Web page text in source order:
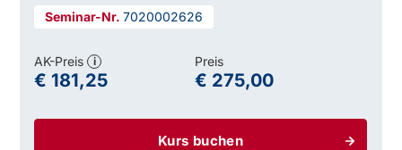
7020002626
Kurs buchen
AK-Preis i
€ 181,25
Preis
€ 275,00